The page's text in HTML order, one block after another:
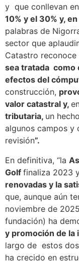
y que conllevan
10% y el 30% y,
palabras de
sector que
Catastro reconoce
sea tratada como
efectos del
construcción,
valor catastral y,
tributaria, un
algunos campos
revisión”.
En definitiva, “la
Golf finaliza 2023
renovadas y la
que, aunque aún
noviembre de
fundación) ha
y promoción de la
largo de estos
ha crecido en